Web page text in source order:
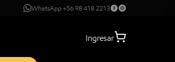
WhatsApp +56 98 418 2213
Ingresar